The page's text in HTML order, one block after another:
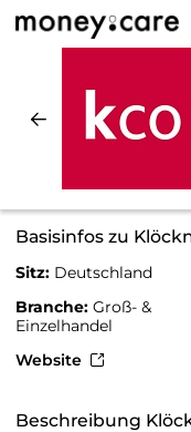
Basisinfos zu
Sitz: Deutschland
Branche: Groß- &
Einzelhandel
Website
Beschreibung